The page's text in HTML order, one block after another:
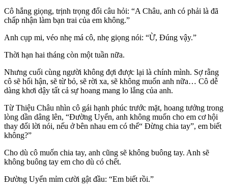
Cô hắng giọng, trịnh trọng đổi câu hỏi: “A Châu, anh có phải là đã
chấp nhận làm bạn trai của em không.”
Anh cụp mi, véo nhẹ má cô, nhẹ giọng nói: “Ừ, Đúng vậy.”
Thời hạn hai tháng còn một tuần nữa.
Nhưng cuối cùng người không đợi được lại là chính mình. Sợ rằng
cô sẽ hối hận, sẽ từ bỏ, sẽ rời xa, sẽ không muốn anh nữa… Cô dễ
dàng khơi dậy tất cả sự hoang mang lo lắng của anh.
Từ Thiệu Châu nhìn cô gái hạnh phúc trước mặt, hoang tưởng trong
lòng dần dâng lên, “Đường Uyển, anh không muốn cho em cơ hội
thay đổi lời nói, nếu ở bên nhau em có thể“ Đừng chia tay”, em biết
không?”
Cho dù cô muốn chia tay, anh cũng sẽ không buông tay. Anh sẽ
không buông tay em cho dù có chết.
Đường Uyển mỉm cười gật đầu: “Em biết rồi.”